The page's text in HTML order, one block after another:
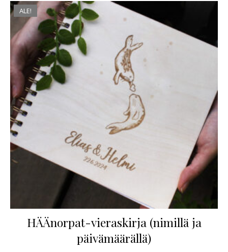
ALE!
HÄÄnorpat-vieraskirja (nimillä ja
päivämäärällä)